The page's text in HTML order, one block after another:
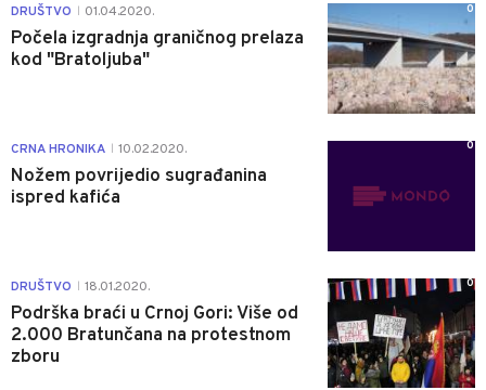
DRUŠTVO 01.04.2020.
Počela izgradnja graničnog prelaza
kod "Bratoljuba"
0
CRNA HRONIKA 10.02.2020.
Nožem povrijedio sugrađanina
ispred kafića
0
DRUŠTVO 18.01.2020.
Podrška braći u Crnoj Gori: Više od
2.000 Bratunčana na protestnom
zboru
0